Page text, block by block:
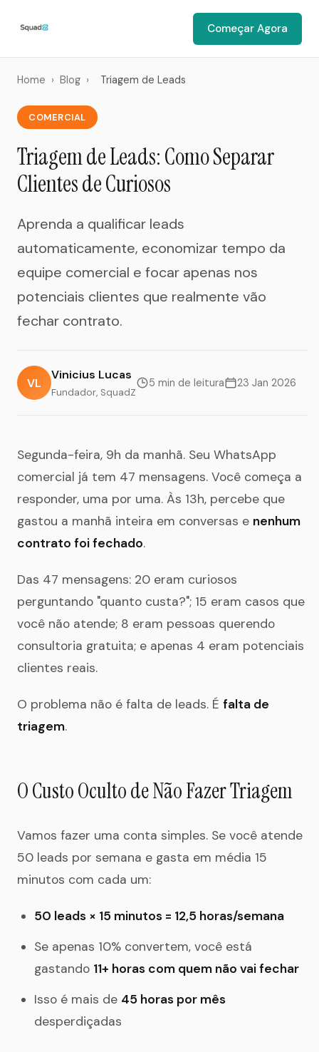
Começar Agora
Home › Blog › Triagem de Leads
COMERCIAL
Triagem de Leads: Como Separar
Clientes de Curiosos
Aprenda a qualificar leads
automaticamente, economizar tempo da
equipe comercial e focar apenas nos
potenciais clientes que realmente vão
fechar contrato.
VL
Vinicius Lucas
Fundador, SquadZ
5 min de leitura 23 Jan 2026
Segunda-feira, 9h da manhã. Seu WhatsApp
comercial já tem 47 mensagens. Você começa a
responder, uma por uma. Às 13h, percebe que
gastou a manhã inteira em conversas e nenhum
contrato foi fechado.
Das 47 mensagens: 20 eram curiosos
perguntando "quanto custa?"; 15 eram casos que
você não atende; 8 eram pessoas querendo
consultoria gratuita; e apenas 4 eram potenciais
clientes reais.
O problema não é falta de leads. É falta de
triagem.
O Custo Oculto de Não Fazer Triagem
Vamos fazer uma conta simples. Se você atende
50 leads por semana e gasta em média 15
minutos com cada um:
50 leads × 15 minutos = 12,5 horas/semana
Se apenas 10% convertem, você está
gastando 11+ horas com quem não vai fechar
Isso é mais de 45 horas por mês
desperdiçadas